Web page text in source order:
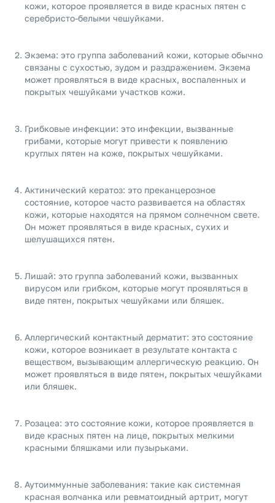
кожи, которое проявляется в виде красных пятен с
серебристо-белыми чешуйками.
Экзема: это группа заболеваний кожи, которые обычно
связаны с сухостью, зудом и раздражением. Экзема
может проявляться в виде красных, воспаленных и
покрытых чешуйками участков кожи.
Грибковые инфекции: это инфекции, вызванные
грибами, которые могут привести к появлению
круглых пятен на коже, покрытых чешуйками.
Актинический кератоз: это преканцерозное
состояние, которое часто развивается на областях
кожи, которые находятся на прямом солнечном свете.
Он может проявляться в виде красных, сухих и
шелушащихся пятен.
Лишай: это группа заболеваний кожи, вызванных
вирусом или грибком, которые могут проявляться в
виде пятен, покрытых чешуйками или бляшек.
Аллергический контактный дерматит: это состояние
кожи, которое возникает в результате контакта с
веществом, вызывающим аллергическую реакцию. Он
может проявляться в виде пятен, покрытых чешуйками
или бляшек.
Розацеа: это состояние кожи, которое проявляется в
виде красных пятен на лице, покрытых мелкими
красными бляшками или пузырьками.
Аутоиммунные заболевания: такие как системная
красная волчанка или ревматоидный артрит, могут